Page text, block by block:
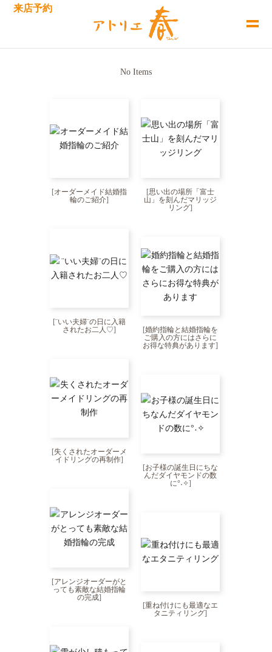
来店予約
No Items
[オーダーメイド結婚指
輪のご紹介]
[思い出の場所「富士
山」を刻んだマリッジ
リング]
[¨いい夫婦¨の日に入籍
されたお二人♡] [婚約指輪と結婚指輪を
ご購入の方にはさらに
お得な特典があります]
[失くされたオーダーメ
イドリングの再制作]
[お子様の誕生日にちな
んだダイヤモンドの数
に°˖✧]
[アレンジオーダーがと
っても素敵な結婚指輪
の完成]
[重ね付けにも最適なエ
タニティリング]